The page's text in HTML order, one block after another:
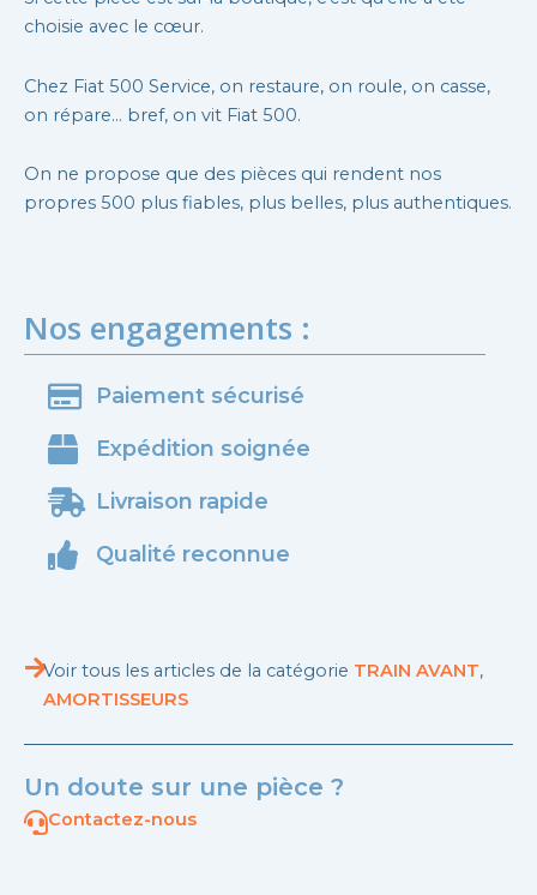
choisie avec le cœur.
Chez Fiat 500 Service, on restaure, on roule, on casse,
on répare… bref, on vit Fiat 500.
On ne propose que des pièces qui rendent nos
propres 500 plus fiables, plus belles, plus authentiques.
Nos engagements :
Paiement sécurisé
Expédition soignée
Livraison rapide
Qualité reconnue
Voir tous les articles de la catégorie TRAIN AVANT,
AMORTISSEURS
Un doute sur une pièce ?
Contactez-nous